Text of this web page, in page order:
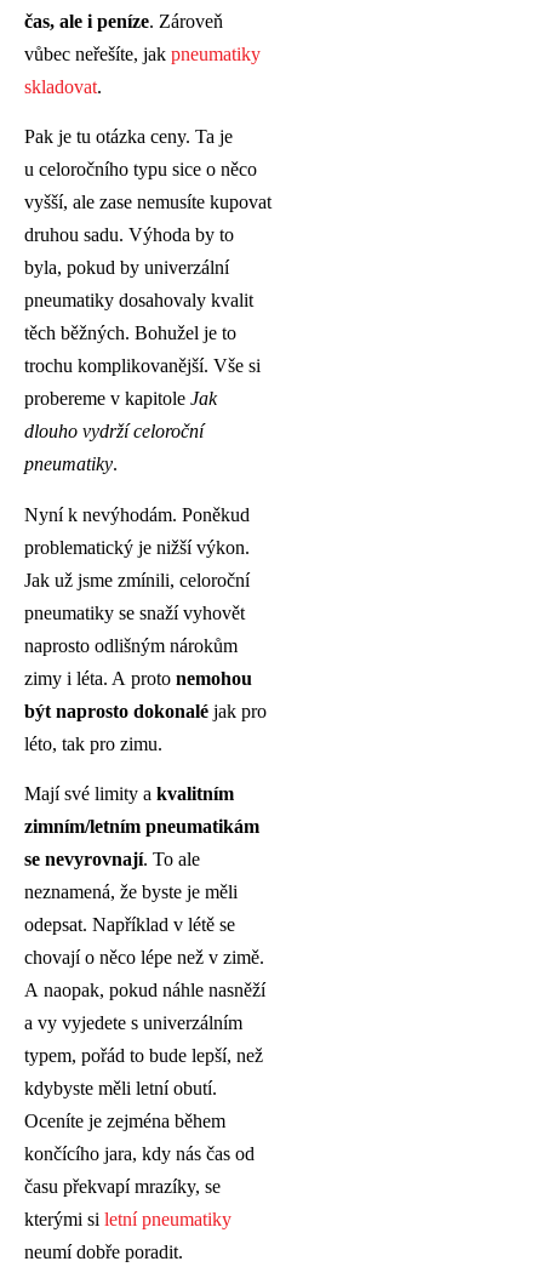
čas, ale i peníze. Zároveň
vůbec neřešíte, jak pneumatiky
skladovat.
Pak je tu otázka ceny. Ta je
u celoročního typu sice o něco
vyšší, ale zase nemusíte kupovat
druhou sadu. Výhoda by to
byla, pokud by univerzální
pneumatiky dosahovaly kvalit
těch běžných. Bohužel je to
trochu komplikovanější. Vše si
probereme v kapitole Jak
dlouho vydrží celoroční
pneumatiky.
Nyní k nevýhodám. Poněkud
problematický je nižší výkon.
Jak už jsme zmínili, celoroční
pneumatiky se snaží vyhovět
naprosto odlišným nárokům
zimy i léta. A proto nemohou
být naprosto dokonalé jak pro
léto, tak pro zimu.
Mají své limity a kvalitním
zimním/letním pneumatikám
se nevyrovnají. To ale
neznamená, že byste je měli
odepsat. Například v létě se
chovají o něco lépe než v zimě.
A naopak, pokud náhle nasněží
a vy vyjedete s univerzálním
typem, pořád to bude lepší, než
kdybyste měli letní obutí.
Oceníte je zejména během
končícího jara, kdy nás čas od
času překvapí mrazíky, se
kterými si letní pneumatiky
neumí dobře poradit.